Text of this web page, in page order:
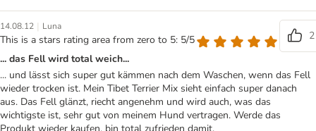
14.08.12 | Luna
This is a stars rating area from zero to 5: 5/5
2
... das Fell wird total weich...
... und lässt sich super gut kämmen nach dem Waschen, wenn das Fell
wieder trocken ist. Mein Tibet Terrier Mix sieht einfach super danach
aus. Das Fell glänzt, riecht angenehm und wird auch, was das
wichtigste ist, sehr gut von meinem Hund vertragen. Werde das